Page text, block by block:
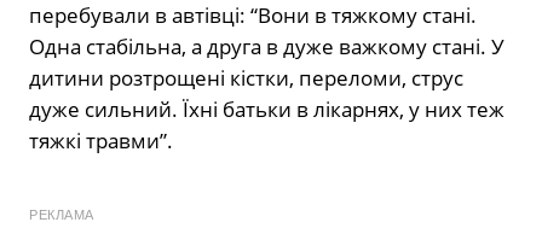
перебували в автівці: “Вони в тяжкому стані.
Одна стабільна, а друга в дуже важкому стані. У
дитини розтрощені кістки, переломи, струс
дуже сильний. Їхні батьки в лікарнях, у них теж
тяжкі травми”.
РЕКЛАМА